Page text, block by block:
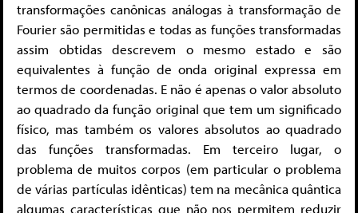
transformações canônicas análogas à transformação de
Fourier são permitidas e todas as funções transformadas
assim obtidas descrevem o mesmo estado e são
equivalentes à função de onda original expressa em
termos de coordenadas. E não é apenas o valor absoluto
ao quadrado da função original que tem um significado
físico, mas também os valores absolutos ao quadrado
das funções transformadas. Em terceiro lugar, o
problema de muitos corpos (em particular o problema
de várias partículas idênticas) tem na mecânica quântica
algumas características que não nos permitem reduzir